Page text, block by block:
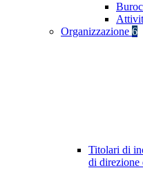
Organizzazione 6
Titolari di
di direzione